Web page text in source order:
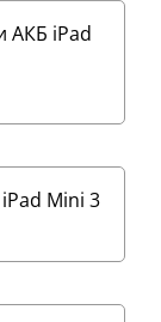
АКБ iPad
Mini 3